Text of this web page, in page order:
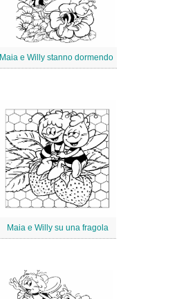
Maia e Willy stanno dormendo
Maia e Willy su una fragola